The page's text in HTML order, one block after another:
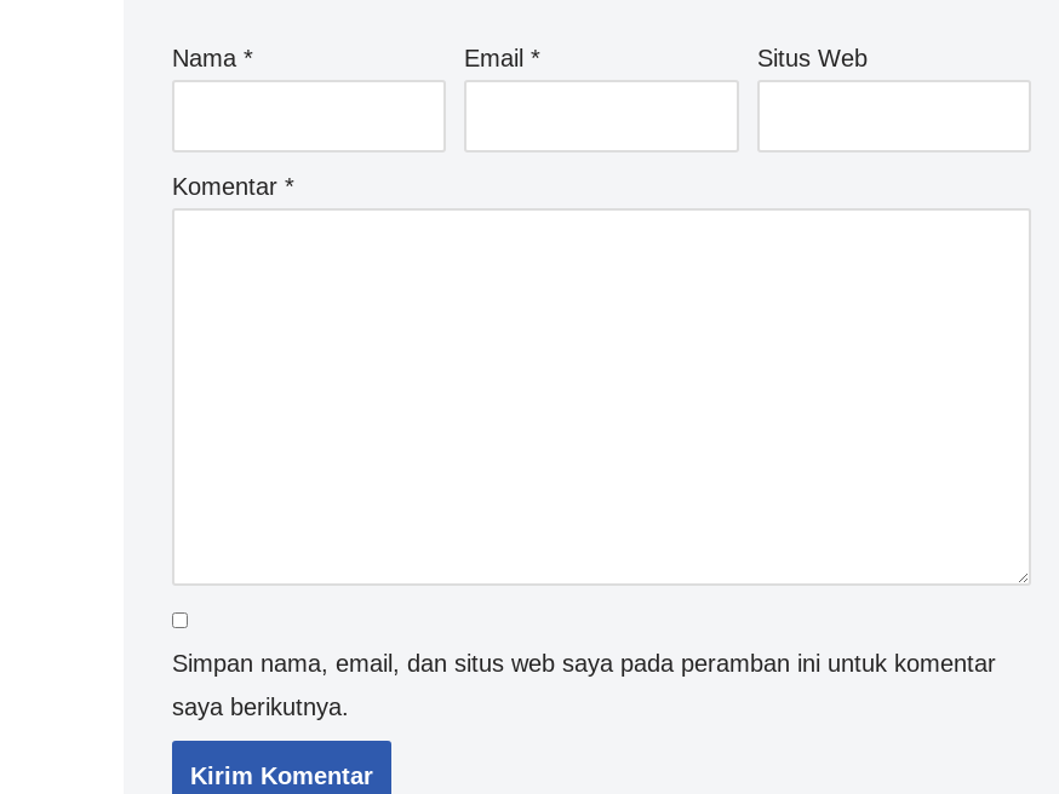
Nama * Email* Situs Web
Komentar *
Simpan nama, email, dan situs web saya pada peramban ini untuk komentar
saya berikutnya.